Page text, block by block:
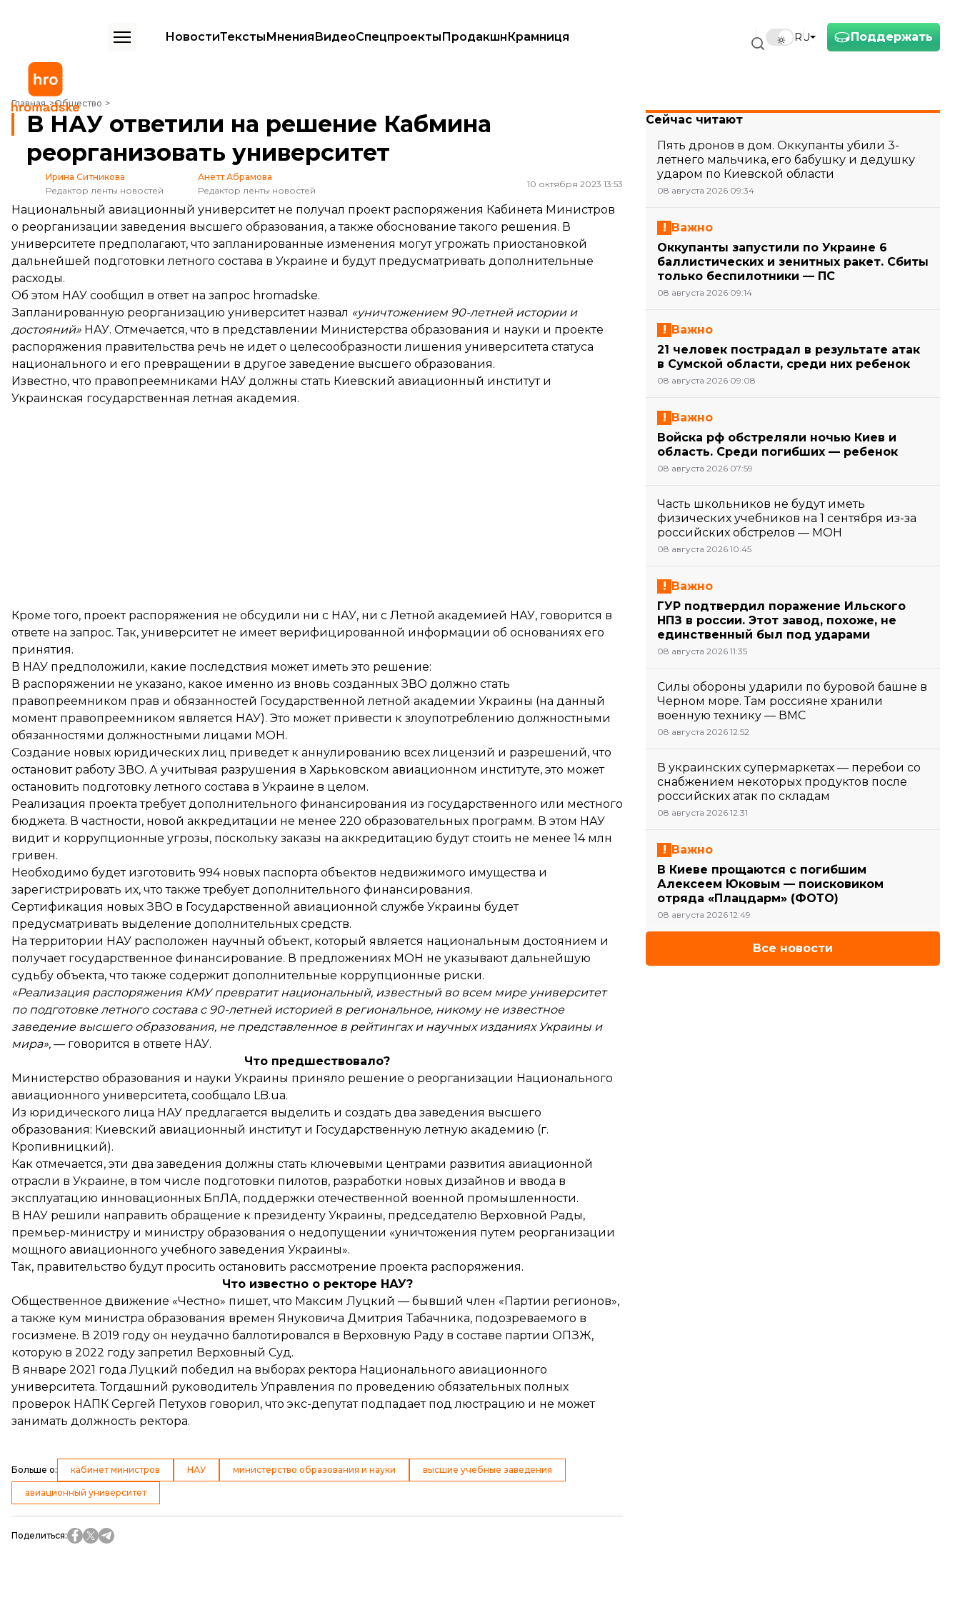
Поддержать
RU
НовостиТекстыМненияВидеоСпецпроектыПродакшнКрамниця
Главная Общество
В НАУ ответили на решение Кабмина реорганизовать университет
В НАУ ответили на решение Кабмина
реорганизовать университет
Ирина Ситникова
Редактор ленты новостей
Анетт Абрамова
Редактор ленты новостей
10 октября 2023 13:53
Национальный авиационный университет не получал проект распоряжения Кабинета Министров
о реорганизации заведения высшего образования, а также обоснование такого решения. В
университете предполагают, что запланированные изменения могут угрожать приостановкой
дальнейшей подготовки летного состава в Украине и будут предусматривать дополнительные
расходы.
Об этом НАУ сообщил в ответ на запрос hromadske.
Запланированную реорганизацию университет назвал «уничтожением 90-летней истории и
достояний» НАУ. Отмечается, что в представлении Министерства образования и науки и проекте
распоряжения правительства речь не идет о целесообразности лишения университета статуса
национального и его превращении в другое заведение высшего образования.
Известно, что правопреемниками НАУ должны стать Киевский авиационный институт и
Украинская государственная летная академия.
Кроме того, проект распоряжения не обсудили ни с НАУ, ни с Летной академией НАУ, говорится в
ответе на запрос. Так, университет не имеет верифицированной информации об основаниях его
принятия.
В НАУ предположили, какие последствия может иметь это решение:
В распоряжении не указано, какое именно из вновь созданных ЗВО должно стать
правопреемником прав и обязанностей Государственной летной академии Украины (на данный
момент правопреемником является НАУ). Это может привести к злоупотреблению должностными
обязанностями должностными лицами МОН.
Создание новых юридических лиц приведет к аннулированию всех лицензий и разрешений, что
остановит работу ЗВО. А учитывая разрушения в Харьковском авиационном институте, это может
остановить подготовку летного состава в Украине в целом.
Реализация проекта требует дополнительного финансирования из государственного или местного
бюджета. В частности, новой аккредитации не менее 220 образовательных программ. В этом НАУ
видит и коррупционные угрозы, поскольку заказы на аккредитацию будут стоить не менее 14 млн
гривен.
Необходимо будет изготовить 994 новых паспорта объектов недвижимого имущества и
зарегистрировать их, что также требует дополнительного финансирования.
Сертификация новых ЗВО в Государственной авиационной службе Украины будет
предусматривать выделение дополнительных средств.
На территории НАУ расположен научный объект, который является национальным достоянием и
получает государственное финансирование. В предложениях МОН не указывают дальнейшую
судьбу объекта, что также содержит дополнительные коррупционные риски.
«Реализация распоряжения КМУ превратит национальный, известный во всем мире университет
по подготовке летного состава с 90-летней историей в региональное, никому не известное
заведение высшего образования, не представленное в рейтингах и научных изданиях Украины и
мира», — говорится в ответе НАУ.
Что предшествовало?
Министерство образования и науки Украины приняло решение о реорганизации Национального
авиационного университета, сообщало LB.ua.
Из юридического лица НАУ предлагается выделить и создать два заведения высшего
образования: Киевский авиационный институт и Государственную летную академию (г.
Кропивницкий).
Как отмечается, эти два заведения должны стать ключевыми центрами развития авиационной
отрасли в Украине, в том числе подготовки пилотов, разработки новых дизайнов и ввода в
эксплуатацию инновационных БпЛА, поддержки отечественной военной промышленности.
В НАУ решили направить обращение к президенту Украины, председателю Верховной Рады,
премьер-министру и министру образования о недопущении «уничтожения путем реорганизации
мощного авиационного учебного заведения Украины».
Так, правительство будут просить остановить рассмотрение проекта распоряжения.
Что известно о ректоре НАУ?
Общественное движение «Честно» пишет, что Максим Луцкий — бывший член «Партии регионов»,
а также кум министра образования времен Януковича Дмитрия Табачника, подозреваемого в
госизмене. В 2019 году он неудачно баллотировался в Верховную Раду в составе партии ОПЗЖ,
которую в 2022 году запретил Верховный Суд.
В январе 2021 года Луцкий победил на выборах ректора Национального авиационного
университета. Тогдашний руководитель Управления по проведению обязательных полных
проверок НАПК Сергей Петухов говорил, что экс-депутат подпадает под люстрацию и не может
занимать должность ректора.
Больше о: кабинет министров НАУ министерство образования и науки высшие учебные заведения
авиационный университет
Поделиться:
Сейчас читают
Пять дронов в дом. Оккупанты убили 3-
летнего мальчика, его бабушку и дедушку
ударом по Киевской области
08 августа 2026 09:34
Важно
Оккупанты запустили по Украине 6
баллистических и зенитных ракет. Сбиты
только беспилотники — ПС
08 августа 2026 09:14
Важно
21 человек пострадал в результате атак
в Сумской области, среди них ребенок
08 августа 2026 09:08
Важно
Войска рф обстреляли ночью Киев и
область. Среди погибших — ребенок
08 августа 2026 07:59
Часть школьников не будут иметь
физических учебников на 1 сентября из-за
российских обстрелов — МОН
08 августа 2026 10:45
Важно
ГУР подтвердил поражение Ильского
НПЗ в россии. Этот завод, похоже, не
единственный был под ударами
08 августа 2026 11:35
Силы обороны ударили по буровой башне в
Черном море. Там россияне хранили
военную технику — ВМС
08 августа 2026 12:52
В украинских супермаркетах — перебои со
снабжением некоторых продуктов после
российских атак по складам
08 августа 2026 12:31
Важно
В Киеве прощаются с погибшим
Алексеем Юковым — поисковиком
отряда «Плацдарм» (ФОТО)
08 августа 2026 12:49
Все новости